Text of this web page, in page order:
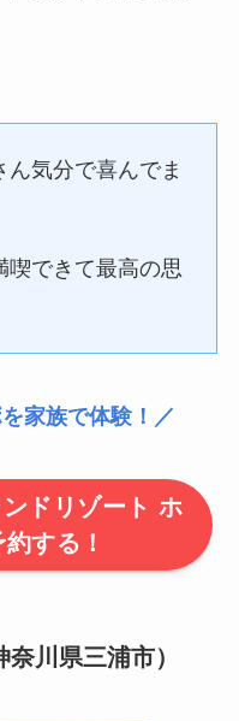
ん気分で喜んでま
喫できて最高の思
家族で体験！／
ドリゾート ホ
する！
川県三浦市）